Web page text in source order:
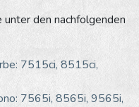
den nachfolgenden
7515ci, 8515ci,
7565i, 8565i, 9565i,